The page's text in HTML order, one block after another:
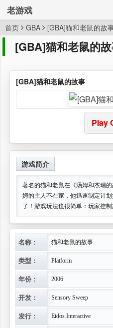
老游戏
首页 GBA [GBA]猫和老鼠的故
[GBA]猫和老鼠的
[GBA]猫和老鼠的故事
Play
游戏简介
著名的猫和老鼠在《汤姆和杰瑞
姆的主人不在家，他迅速制定计
了！游戏玩法也很简单：玩家控
名称： 猫和老鼠的故事
类型： Platform
年份： 2006
开发： Sensory Sweep
发行： Eidos Interactive